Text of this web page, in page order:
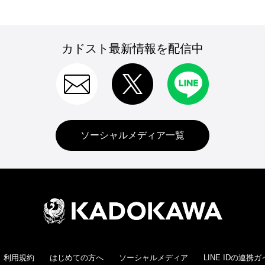
カドスト最新情報を配信中
ソーシャルメディア一覧
利用規約 はじめての方へ ソーシャルメディア LINE IDの連携ガ